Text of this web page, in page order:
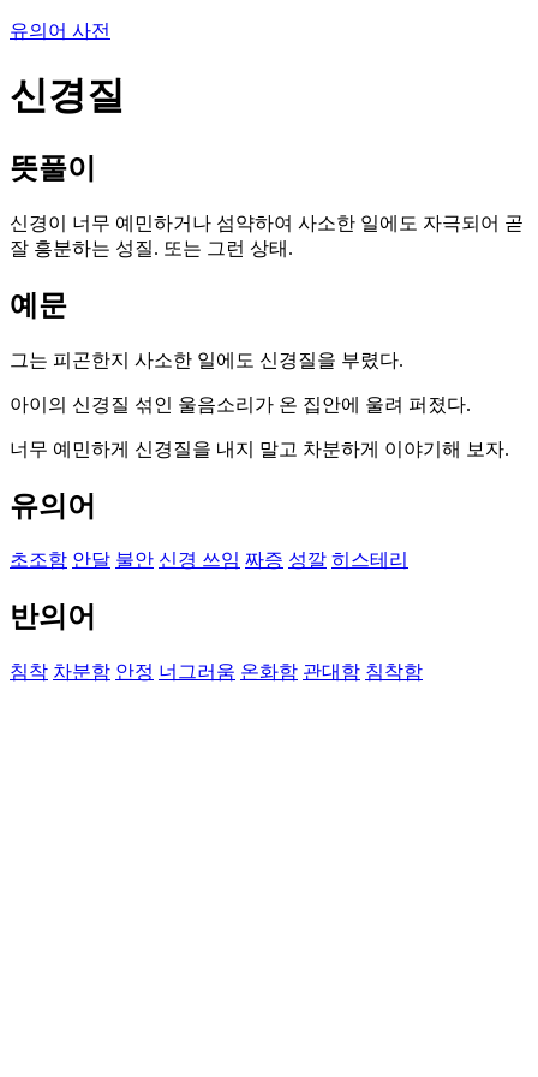
유의어 사전
신경질
뜻풀이
신경이 너무 예민하거나 섬약하여 사소한 일에도 자극되어 곧
잘 흥분하는 성질. 또는 그런 상태.
예문
그는 피곤한지 사소한 일에도 신경질을 부렸다.
아이의 신경질 섞인 울음소리가 온 집안에 울려 퍼졌다.
너무 예민하게 신경질을 내지 말고 차분하게 이야기해 보자.
유의어
초조함 안달 불안 신경 쓰임 짜증 성깔 히스테리
반의어
침착 차분함 안정 너그러움 온화함 관대함 침착함